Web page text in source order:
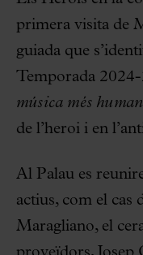
primera visita de
guiada que
Temporada
música més
de l’heroi i en
Al Palau es
actius, com el cas
Maragliano, el